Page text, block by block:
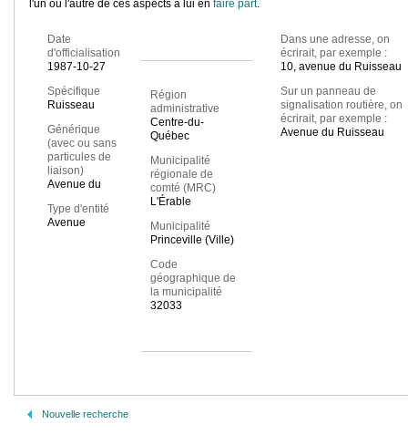
l'un ou l'autre de ces aspects à lui en faire part.
Date
d'officialisation
1987-10-27
Spécifique
Ruisseau
Générique
(avec ou sans
particules de
liaison)
Avenue du
Type d'entité
Avenue
Région
administrative
Centre-du-
Québec
Municipalité
régionale de
comté (MRC)
L'Érable
Municipalité
Princeville (Ville)
Code
géographique de
la municipalité
32033
Dans une adresse, on
écrirait, par exemple :
10, avenue du Ruisseau
Sur un panneau de
signalisation routière, on
écrirait, par exemple :
Avenue du Ruisseau
Nouvelle recherche